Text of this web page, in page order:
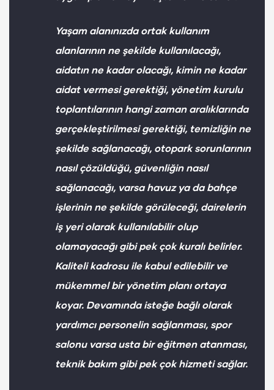
Yaşam alanınızda ortak kullanım
alanlarının ne şekilde kullanılacağı,
aidatın ne kadar olacağı, kimin ne kadar
aidat vermesi gerektiği, yönetim kurulu
toplantılarının hangi zaman aralıklarında
gerçekleştirilmesi gerektiği, temizliğin ne
şekilde sağlanacağı, otopark sorunlarının
nasıl çözüldüğü, güvenliğin nasıl
sağlanacağı, varsa havuz ya da bahçe
işlerinin ne şekilde görüleceği, dairelerin
iş yeri olarak kullanılabilir olup
olamayacağı gibi pek çok kuralı belirler.
Kaliteli kadrosu ile kabul edilebilir ve
mükemmel bir yönetim planı ortaya
koyar. Devamında isteğe bağlı olarak
yardımcı personelin sağlanması, spor
salonu varsa usta bir eğitmen atanması,
teknik bakım gibi pek çok hizmeti sağlar.